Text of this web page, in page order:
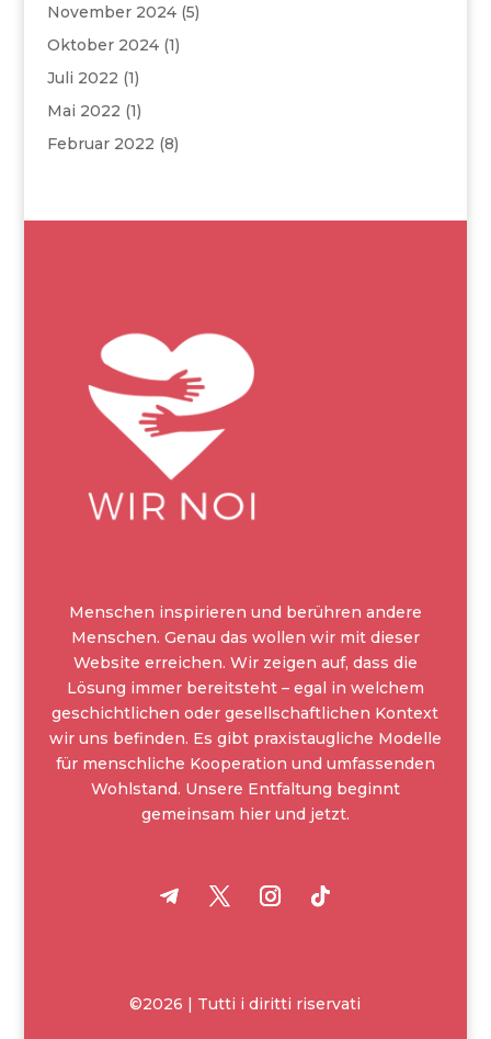
November 2024(5)
Oktober 2024(1)
Juli 2022 (1)
Mai 2022 (1)
Februar 2022 (8)
Menschen inspirieren und berühren andere
Menschen. Genau das wollen wir mit dieser
Website erreichen. Wir zeigen auf, dass die
Lösung immer bereitsteht – egal in welchem
geschichtlichen oder gesellschaftlichen Kontext
wir uns befinden. Es gibt praxistaugliche Modelle
für menschliche Kooperation und umfassenden
Wohlstand. Unsere Entfaltung beginnt
gemeinsam hier und jetzt.
©2026 | Tutti i diritti riservati